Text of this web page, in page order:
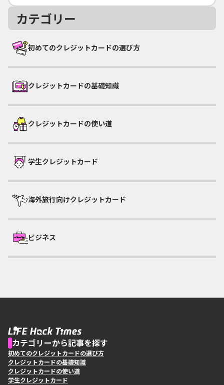
カテゴリー
初めてのクレジットカードの選び方
クレジットカードの基礎知識
クレジットカードの使い道
学生クレジットカード
海外旅行向けクレジットカード
ビジネス
カテゴリーから記事を探す
初めてのクレジットカードの選び方
クレジットカードの基礎知識
クレジットカードの使い道
学生クレジットカード